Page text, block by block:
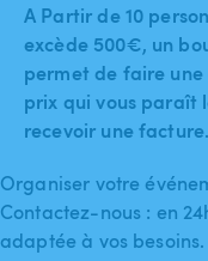
A Partir de 10
excède 500€, un
permet de faire
prix qui vous paraît
recevoir une facture.
Organiser votre
Contactez-nous : en
adaptée à vos besoins.